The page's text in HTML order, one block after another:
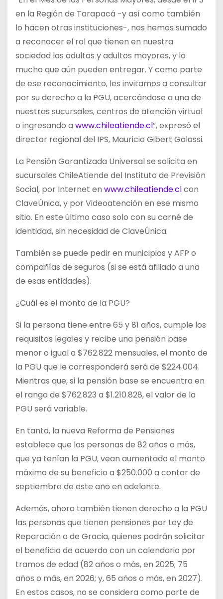
en la Región de Tarapacá -y así como también
lo hacen otras instituciones-, nos hemos sumado
a reconocer el rol que tienen en nuestra
sociedad las adultas y adultos mayores, y lo
mucho que aún pueden entregar. Y como parte
de ese reconocimiento, les invitamos a consultar
por su derecho a la PGU, acercándose a una de
nuestras sucursales, centros de atención virtual
o ingresando a www.chileatiende.cl”, expresó el
director regional del IPS, Mauricio Gibert Galassi.
La Pensión Garantizada Universal se solicita en
sucursales ChileAtiende del Instituto de Previsión
Social, por Internet en www.chileatiende.clcon
ClaveÚnica, y por Videoatención en ese mismo
sitio. En este último caso solo con su carné de
identidad, sin necesidad de ClaveÚnica.
También se puede pedir en municipios y AFP o
compañías de seguros (si se está afiliado a una
de esas entidades).
¿Cuál es el monto de la PGU?
Si la persona tiene entre 65 y 81 años, cumple los
requisitos legales y recibe una pensión base
menor o igual a $762.822 mensuales, el monto de
la PGU que le corresponderá será de $224.004.
Mientras que, si la pensión base se encuentra en
el rango de $762.823 a $1.210.828, el valor de la
PGU será variable.
En tanto, la nueva Reforma de Pensiones
establece que las personas de 82 años o más,
que ya tenían la PGU, vean aumentado el monto
máximo de su beneficio a $250.000 a contar de
septiembre de este año en adelante.
Además, ahora también tienen derecho a la PGU
las personas que tienen pensiones por Ley de
Reparación o de Gracia, quienes podrán solicitar
el beneficio de acuerdo con un calendario por
tramos de edad (82 años o más, en 2025; 75
años o más, en 2026; y, 65 años o más, en 2027).
En estos casos, no se considera como parte de